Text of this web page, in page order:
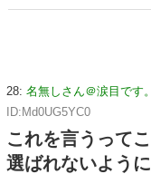
28: 名無しさん＠涙目です
ID:Md0UG5YC0
これを言うって
選ばれないよう